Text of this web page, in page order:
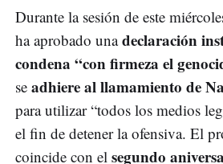
Durante la sesión de este
ha aprobado unadeclaración
condena “con firmeza el
se adhiere al llamamiento de
para utilizar “todos los medios
el fin de detener la ofensiva. El
coincide con el segundo